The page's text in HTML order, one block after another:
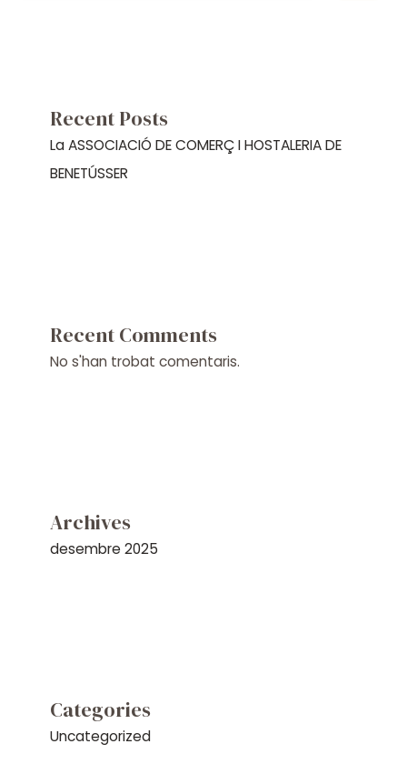
Recent Posts
La ASSOCIACIÓ DE COMERÇ I HOSTALERIA DE
BENETÚSSER
Recent Comments
No s'han trobat comentaris.
Archives
desembre 2025
Categories
Uncategorized